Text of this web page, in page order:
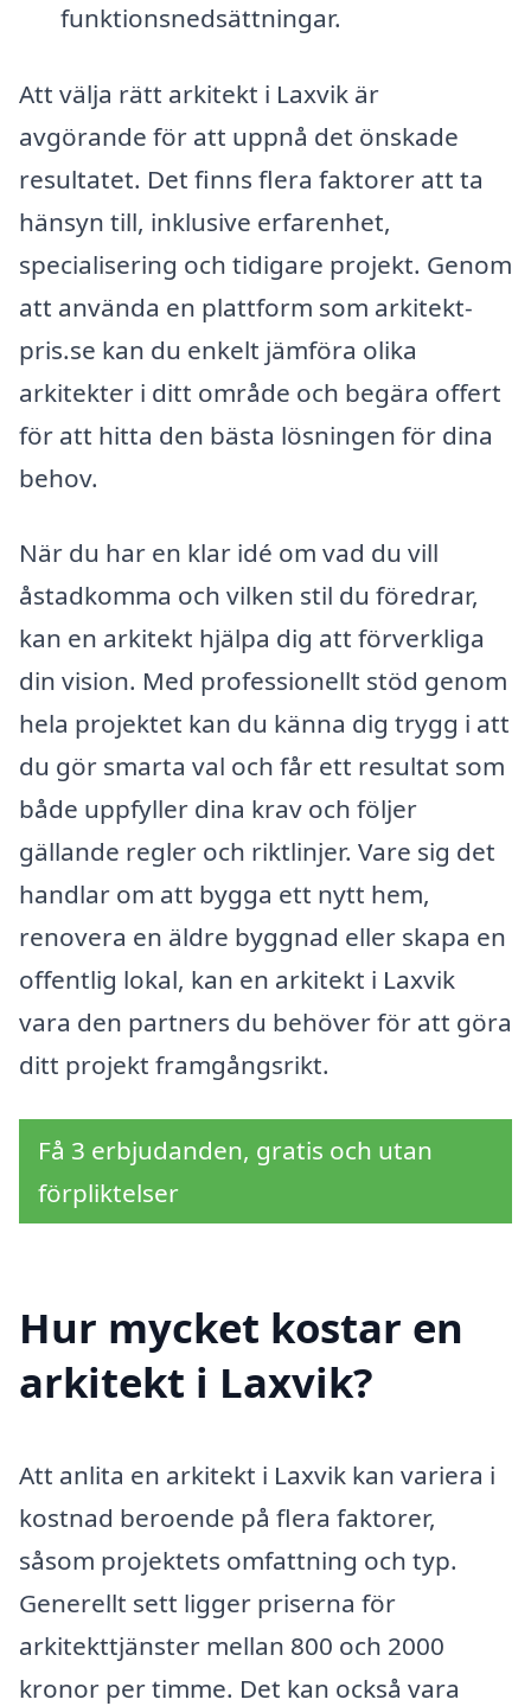
funktionsnedsättningar.
Att välja rätt arkitekt i Laxvik är
avgörande för att uppnå det önskade
resultatet. Det finns flera faktorer att ta
hänsyn till, inklusive erfarenhet,
specialisering och tidigare projekt. Genom
att använda en plattform som arkitekt-
pris.se kan du enkelt jämföra olika
arkitekter i ditt område och begära offert
för att hitta den bästa lösningen för dina
behov.
När du har en klar idé om vad du vill
åstadkomma och vilken stil du föredrar,
kan en arkitekt hjälpa dig att förverkliga
din vision. Med professionellt stöd genom
hela projektet kan du känna dig trygg i att
du gör smarta val och får ett resultat som
både uppfyller dina krav och följer
gällande regler och riktlinjer. Vare sig det
handlar om att bygga ett nytt hem,
renovera en äldre byggnad eller skapa en
offentlig lokal, kan en arkitekt i Laxvik
vara den partners du behöver för att göra
ditt projekt framgångsrikt.
Få 3 erbjudanden, gratis och utan
förpliktelser
Hur mycket kostar en
arkitekt i Laxvik?
Att anlita en arkitekt i Laxvik kan variera i
kostnad beroende på flera faktorer,
såsom projektets omfattning och typ.
Generellt sett ligger priserna för
arkitekttjänster mellan 800 och 2000
kronor per timme. Det kan också vara